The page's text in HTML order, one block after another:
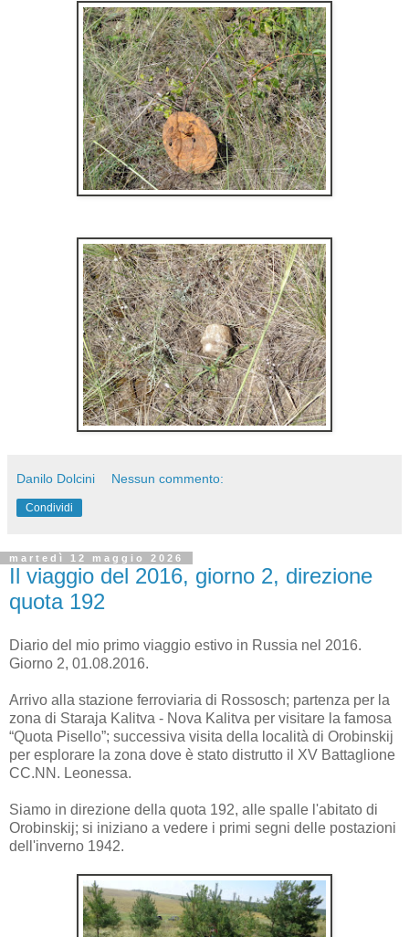
Danilo Dolcini Nessun commento:
Condividi
martedì 12 maggio 2026
Il viaggio del 2016, giorno 2, direzione
quota 192
Diario del mio primo viaggio estivo in Russia nel 2016.
Giorno 2, 01.08.2016.
Arrivo alla stazione ferroviaria di Rossosch; partenza per la
zona di Staraja Kalitva - Nova Kalitva per visitare la famosa
“Quota Pisello”; successiva visita della località di Orobinskij
per esplorare la zona dove è stato distrutto il XV Battaglione
CC.NN. Leonessa.
Siamo in direzione della quota 192, alle spalle l'abitato di
Orobinskij; si iniziano a vedere i primi segni delle postazioni
dell'inverno 1942.